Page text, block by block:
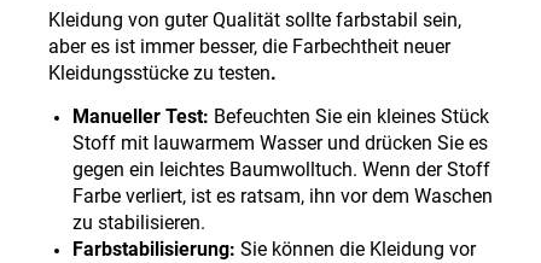
Kleidung von guter Qualität sollte farbstabil sein,
aber es ist immer besser, die Farbechtheit neuer
Kleidungsstücke zu testen.
Manueller Test: Befeuchten Sie ein kleines Stück
Stoff mit lauwarmem Wasser und drücken Sie es
gegen ein leichtes Baumwolltuch. Wenn der Stoff
Farbe verliert, ist es ratsam, ihn vor dem Waschen
zu stabilisieren.
Farbstabilisierung: Sie können die Kleidung vor